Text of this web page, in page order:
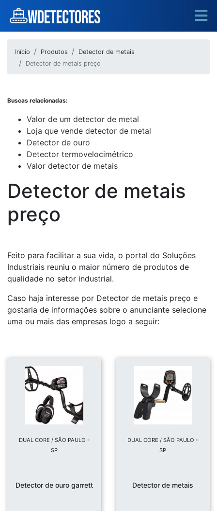
Início Produtos
Detector de metais
Detector de metais preço
Buscas relacionadas:
Valor de um detector de metal
Loja que vende detector de metal
Detector de ouro
Detector termovelocimétrico
Valor detector de metais
Detector de metais
preço
Feito para facilitar a sua vida, o portal do Soluções
Industriais reuniu o maior número de produtos de
qualidade no setor industrial.
Caso haja interesse por Detector de metais preço e
gostaria de informações sobre o anunciante selecione
uma ou mais das empresas logo a seguir:
DUAL CORE / SÃO PAULO -
SP
Detector de ouro garrett
DUAL CORE / SÃO PAULO -
SP
Detector de metais